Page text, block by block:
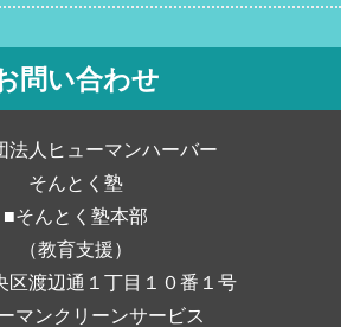
問い合わせ
法人ヒューマンハーバー
そんとく塾
■そんとく塾本部
（教育支援）
区渡辺通１丁目１０番１号
マンクリーンサービス